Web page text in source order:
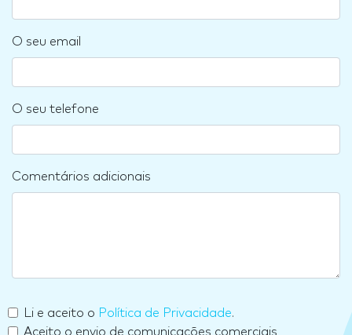
O seu email
O seu telefone
Comentários adicionais
Li e aceito o Política de Privacidade.
Aceito o envio de comunicações comerciais